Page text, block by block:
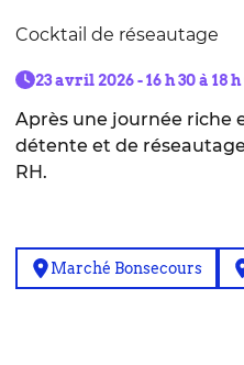
Cocktail de réseautage
23 avril 2026 - 16 h 30 à 18
Après une journée riche
détente et de
RH.
Marché Bonsecours